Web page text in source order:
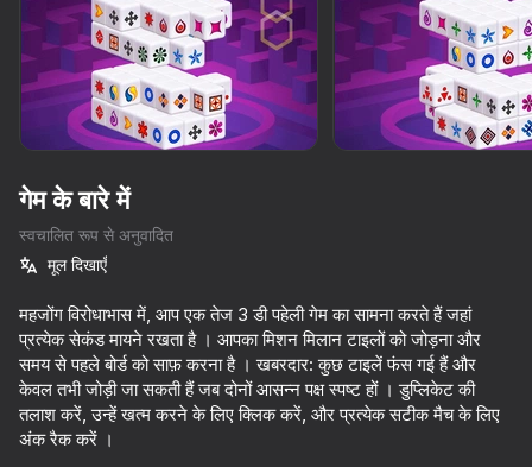
Block Blast 2048
86
78
87
85
गेम के बारे में
स्वचालित रूप से अनुवादित
मूल दिखाएँ
महजोंग विरोधाभास में, आप एक तेज 3 डी पहेली गेम का सामना करते हैं जहां
प्रत्येक सेकंड मायने रखता है । आपका मिशन मिलान टाइलों को जोड़ना और
समय से पहले बोर्ड को साफ़ करना है । खबरदार: कुछ टाइलें फंस गई हैं और
केवल तभी जोड़ी जा सकती हैं जब दोनों आसन्न पक्ष स्पष्ट हों । डुप्लिकेट की
तलाश करें, उन्हें खत्म करने के लिए क्लिक करें, और प्रत्येक सटीक मैच के लिए
अंक रैक करें ।